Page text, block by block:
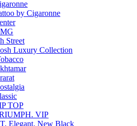
by Cigaronne
Street
Luxury Collection
TOP
VIP
Elegant. New Black